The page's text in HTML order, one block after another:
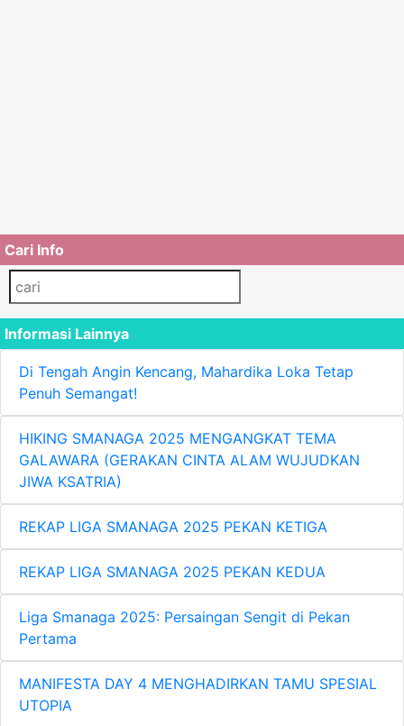
Cari Info
Informasi Lainnya
Di Tengah Angin Kencang, Mahardika Loka Tetap
Penuh Semangat!
HIKING SMANAGA 2025 MENGANGKAT TEMA
GALAWARA (GERAKAN CINTA ALAM WUJUDKAN
JIWA KSATRIA)
REKAP LIGA SMANAGA 2025 PEKAN KETIGA
REKAP LIGA SMANAGA 2025 PEKAN KEDUA
Liga Smanaga 2025: Persaingan Sengit di Pekan
Pertama
MANIFESTA DAY 4 MENGHADIRKAN TAMU SPESIAL
UTOPIA